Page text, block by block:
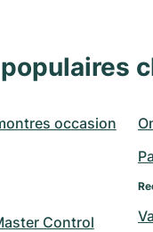
occasion
Control